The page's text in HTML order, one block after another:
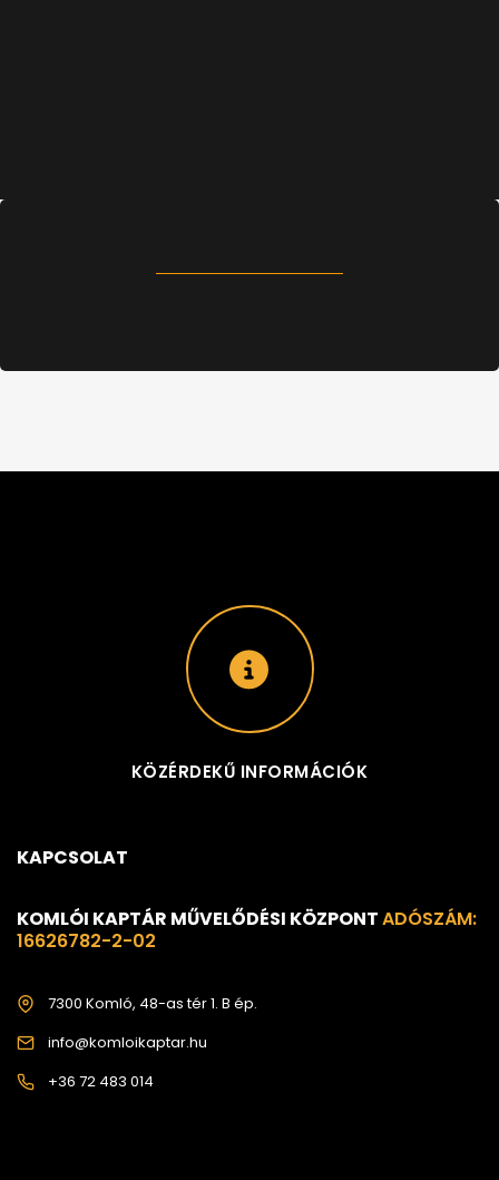
KÖZÉRDEKŰ INFORMÁCIÓK
KAPCSOLAT
KOMLÓI KAPTÁR MŰVELŐDÉSI KÖZPONTADÓSZÁM:
16626782-2-02
7300 Komló, 48-as tér 1. B ép.
info@komloikaptar.hu
+36 72 483 014